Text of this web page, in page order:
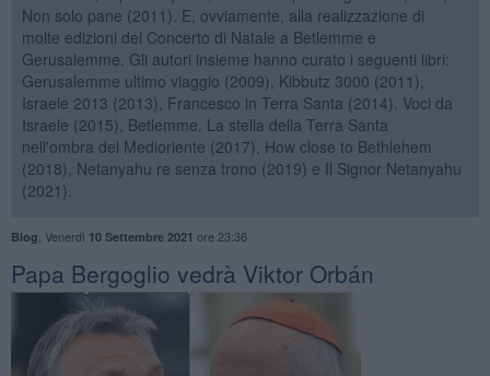
Non solo pane (2011). E, ovviamente, alla realizzazione di
molte edizioni del Concerto di Natale a Betlemme e
Gerusalemme. Gli autori insieme hanno curato i seguenti libri:
Gerusalemme ultimo viaggio (2009), Kibbutz 3000 (2011),
Israele 2013 (2013), Francesco in Terra Santa (2014). Voci da
Israele (2015), Betlemme. La stella della Terra Santa
nell'ombra del Medioriente (2017), How close to Bethlehem
(2018), Netanyahu re senza trono (2019) e Il Signor Netanyahu
(2021).
Blog Venerdì 10 Settembre 2021 ore 23:36
Papa Bergoglio vedrà Viktor Orbán